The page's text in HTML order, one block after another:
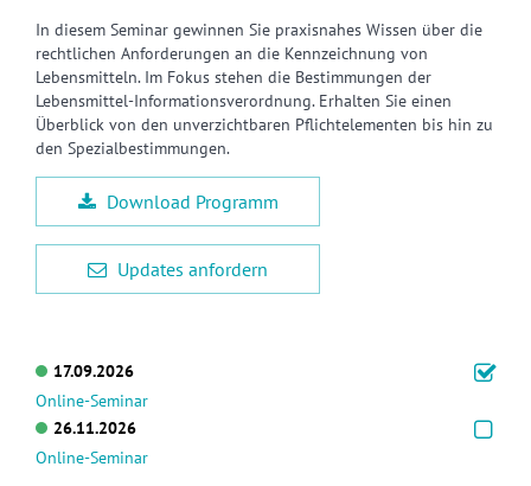
In diesem Seminar gewinnen Sie praxisnahes Wissen über die
rechtlichen Anforderungen an die Kennzeichnung von
Lebensmitteln. Im Fokus stehen die Bestimmungen der
Lebensmittel-Informationsverordnung. Erhalten Sie einen
Überblick von den unverzichtbaren Pflichtelementen bis hin zu
den Spezialbestimmungen.
Download Programm
Updates anfordern
17.09.2026
Online-Seminar
26.11.2026
Online-Seminar